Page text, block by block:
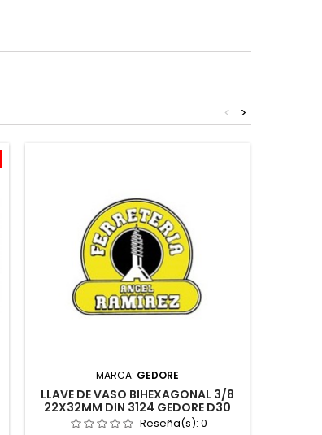
>
<
MARCA: GEDORE
LLAVE DE VASO BIHEXAGONAL 3/8
22X32MM DIN 3124 GEDORE D30
GEDOREReseña(s): 0